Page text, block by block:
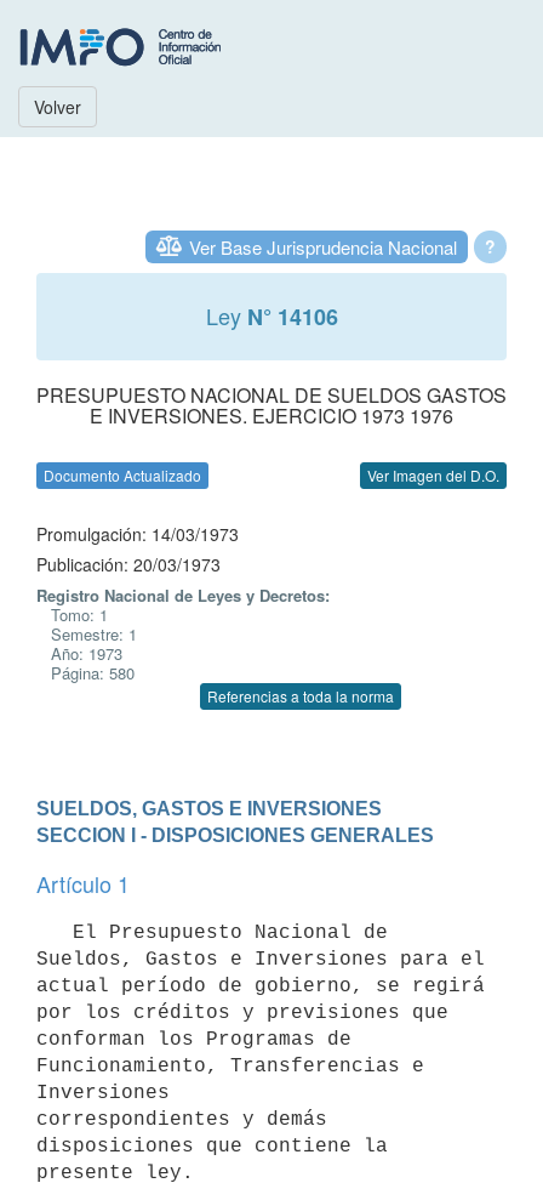
Volver
?
Ver Base Jurisprudencia Nacional
Ley N° 14106
PRESUPUESTO NACIONAL DE SUELDOS GASTOS
E INVERSIONES. EJERCICIO 1973 1976
Documento Actualizado Ver Imagen del D.O.
Promulgación: 14/03/1973
Publicación: 20/03/1973
Registro Nacional de Leyes y Decretos:
Tomo: 1
Semestre: 1
Año: 1973
Página: 580
Referencias a toda la norma
SUELDOS, GASTOS E INVERSIONES
SECCION I - DISPOSICIONES GENERALES
Artículo 1
Sueldos, Gastos e Inversiones para el
actual período de gobierno, se regirá
por los créditos y previsiones que
conforman los Programas de
Funcionamiento, Transferencias e
Inversiones
correspondientes y demás
disposiciones que contiene la
presente ley.